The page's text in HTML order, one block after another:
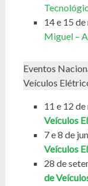
14 e 15
Miguel –
Eventos
Veículos
11 e 12 de
Veículos
7 e 8 de
Veículos
28 de
de